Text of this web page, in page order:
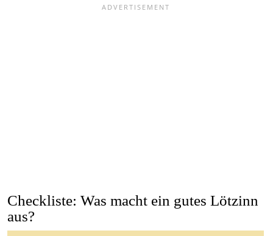
Checkliste: Was macht ein gutes Lötzinn
aus?